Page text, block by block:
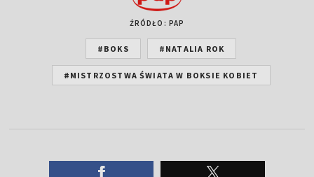
ŹRÓDŁO: PAP
#BOKS #NATALIA ROK
#MISTRZOSTWA ŚWIATA W BOKSIE KOBIET